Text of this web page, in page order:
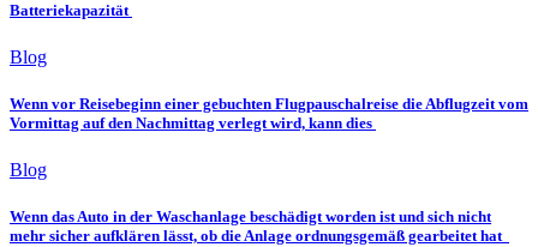
Batteriekapazität
Blog
Wenn vor Reisebeginn einer gebuchten Flugpauschalreise die Abflugzeit vom
Vormittag auf den Nachmittag verlegt wird, kann dies
Blog
Wenn das Auto in der Waschanlage beschädigt worden ist und sich nicht
mehr sicher aufklären lässt, ob die Anlage ordnungsgemäß gearbeitet hat